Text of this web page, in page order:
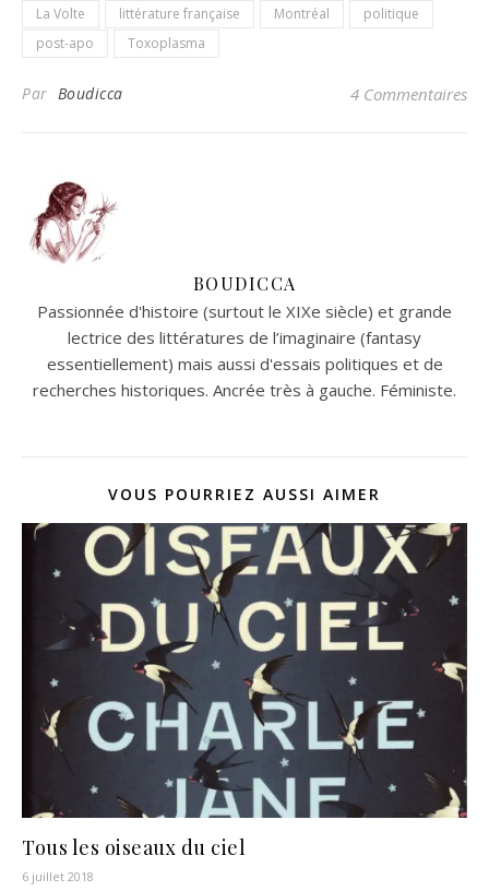
La Volte
littérature française Montréal
politique
post-apo
Toxoplasma
Par Boudicca 4 Commentaires
BOUDICCA
Passionnée d'histoire (surtout le XIXe siècle) et grande
lectrice des littératures de l’imaginaire (fantasy
essentiellement) mais aussi d'essais politiques et de
recherches historiques. Ancrée très à gauche. Féministe.
VOUS POURRIEZ AUSSI AIMER
Tous les oiseaux du ciel
6 juillet 2018